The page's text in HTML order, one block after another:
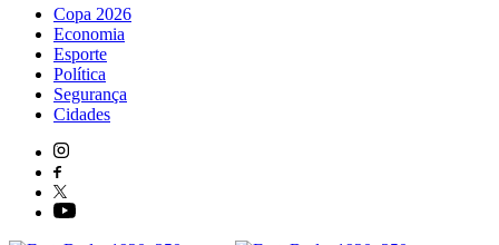
Copa 2026
Economia
Esporte
Política
Segurança
Cidades